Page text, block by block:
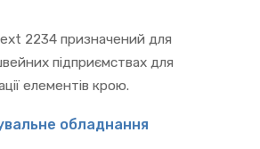
2234 призначений для
підприємствах для
елементів крою.
обладнання